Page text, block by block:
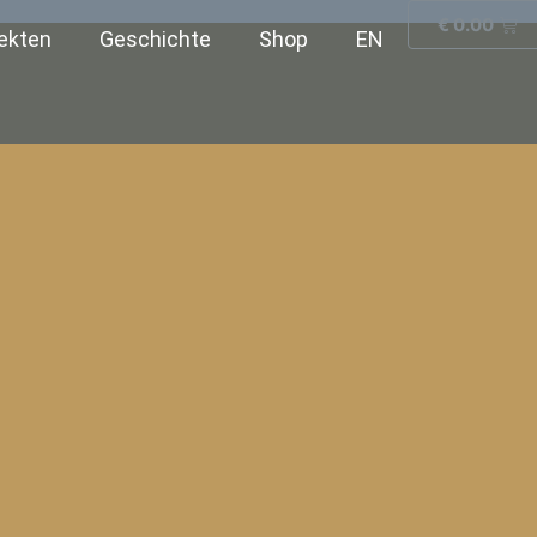
Geschichte Shop EN
€0.00